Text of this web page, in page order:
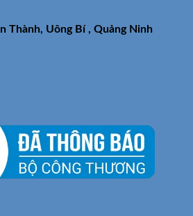
Thành, Uông Bí , Quảng Ninh